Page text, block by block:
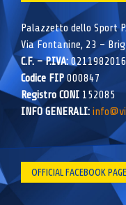
Palazzetto dello Sport
Via Fontanine, 23 –
C.F. – P.IVA:
Codice FIP000847
Registro CONI 152085
INFO GENERALI:
OFFICIAL FACEBOOK PAGE